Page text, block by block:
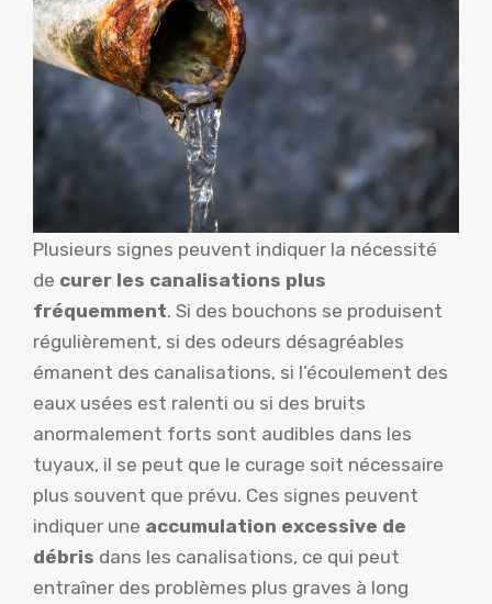
Plusieurs signes peuvent indiquer la nécessité
de curer les canalisations plus
fréquemment. Si des bouchons se produisent
régulièrement, si des odeurs désagréables
émanent des canalisations, si l’écoulement des
eaux usées est ralenti ou si des bruits
anormalement forts sont audibles dans les
tuyaux, il se peut que le curage soit nécessaire
plus souvent que prévu. Ces signes peuvent
indiquer une accumulation excessive de
débris dans les canalisations, ce qui peut
entraîner des problèmes plus graves à long